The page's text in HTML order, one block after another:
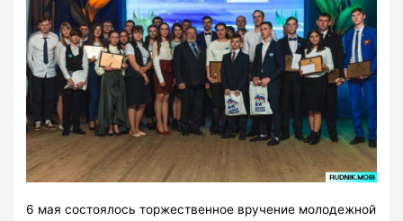
6 мая состоялось торжественное вручение молодежной